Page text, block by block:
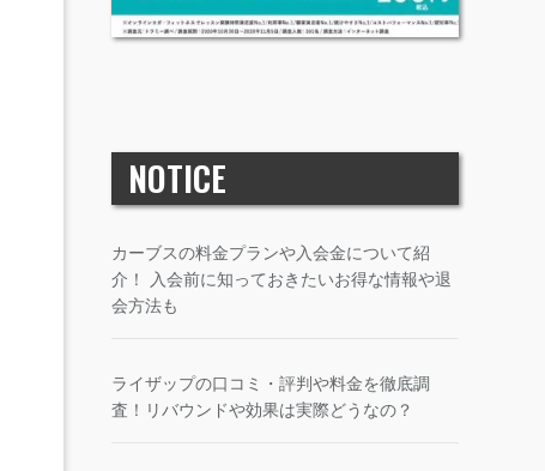
NOTICE
カーブスの料金プランや入会金について紹
介！ 入会前に知っておきたいお得な情報や退
会方法も
ライザップの口コミ・評判や料金を徹底調
査！リバウンドや効果は実際どうなの？